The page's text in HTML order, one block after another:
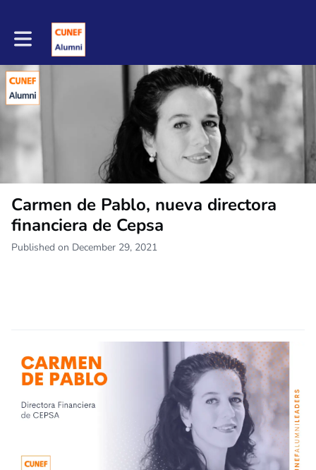
Toggle main navigation
Carmen de Pablo, nueva directora
financiera de Cepsa
Published on December 29, 2021